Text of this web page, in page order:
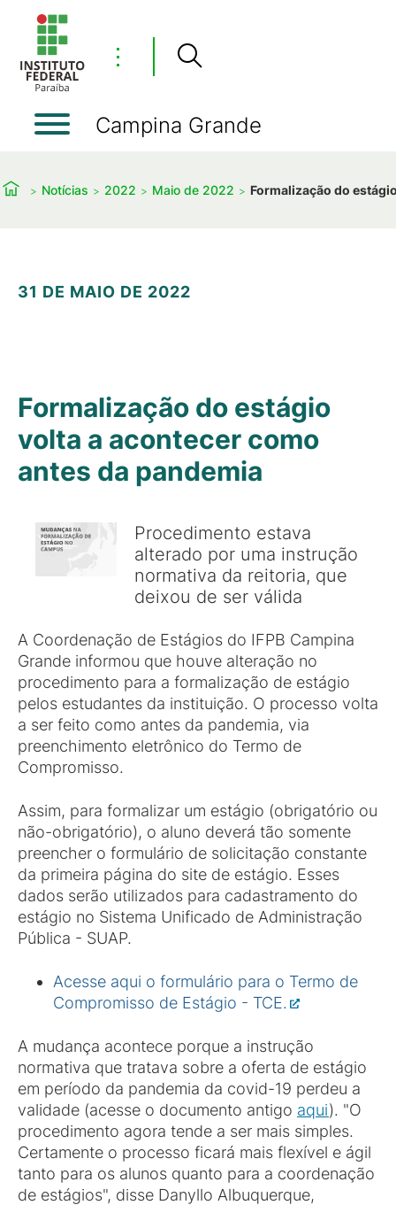
⋮
Campina Grande
Notícias 2022 Maio de 2022 Formalização do
31 DE MAIO DE 2022
Formalização do estágio
volta a acontecer como
antes da pandemia
Procedimento estava
alterado por uma instrução
normativa da reitoria, que
deixou de ser válida
A Coordenação de Estágios do IFPB Campina
Grande informou que houve alteração no
procedimento para a formalização de estágio
pelos estudantes da instituição. O processo volta
a ser feito como antes da pandemia, via
preenchimento eletrônico do Termo de
Compromisso.
Assim, para formalizar um estágio (obrigatório ou
não-obrigatório), o aluno deverá tão somente
preencher o formulário de solicitação constante
da primeira página do site de estágio. Esses
dados serão utilizados para cadastramento do
estágio no Sistema Unificado de Administração
Pública - SUAP.
Acesse aqui o formulário para o Termo de
Compromisso de Estágio - TCE.
A mudança acontece porque a instrução
normativa que tratava sobre a oferta de estágio
em período da pandemia da covid-19 perdeu a
validade (acesse o documento antigo aqui). "O
procedimento agora tende a ser mais simples.
Certamente o processo ficará mais flexível e ágil
tanto para os alunos quanto para a coordenação
de estágios", disse Danyllo Albuquerque,